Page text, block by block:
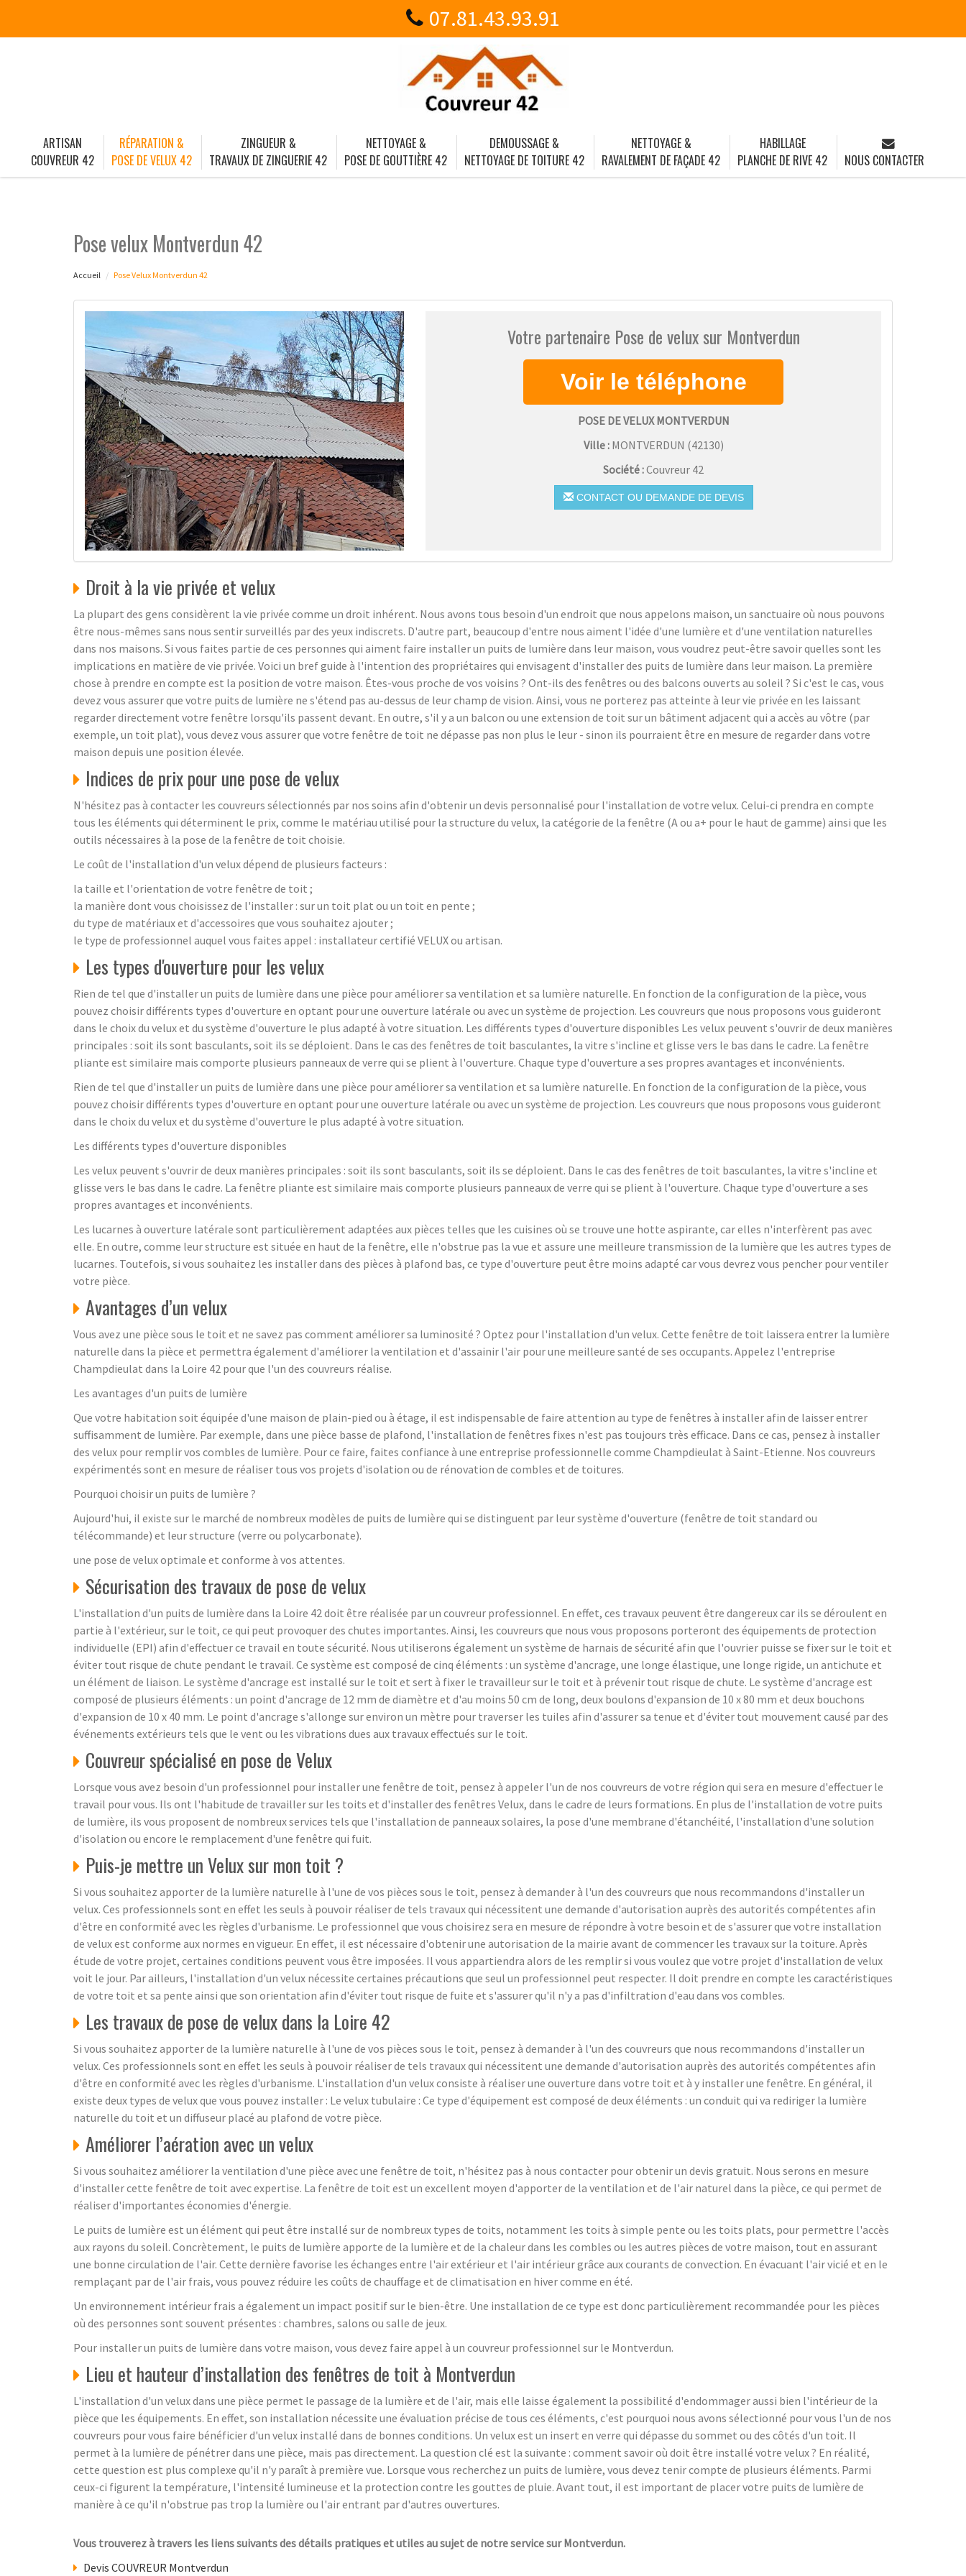
07.81.43.93.91
ARTISAN
COUVREUR 42
RÉPARATION &
POSE DE VELUX 42
ZINGUEUR &
TRAVAUX DE ZINGUERIE 42
NETTOYAGE &
POSE DE GOUTTIÈRE 42
DEMOUSSAGE &
NETTOYAGE DE TOITURE 42
NETTOYAGE &
RAVALEMENT DE FAÇADE 42
HABILLAGE
PLANCHE DE RIVE 42
NOUS CONTACTER
Pose velux Montverdun 42
Accueil Pose Velux Montverdun 42
Votre partenaire Pose de velux sur Montverdun
POSE DE VELUX MONTVERDUN
Ville : MONTVERDUN (42130)
Société :Couvreur 42
CONTACT OU DEMANDE DE DEVIS
Droit à la vie privée et velux
La plupart des gens considèrent la vie privée comme un droit inhérent. Nous avons tous besoin d'un endroit que nous appelons maison, un sanctuaire où nous pouvons
être nous-mêmes sans nous sentir surveillés par des yeux indiscrets. D'autre part, beaucoup d'entre nous aiment l'idée d'une lumière et d'une ventilation naturelles
dans nos maisons. Si vous faites partie de ces personnes qui aiment faire installer un puits de lumière dans leur maison, vous voudrez peut-être savoir quelles sont les
implications en matière de vie privée. Voici un bref guide à l'intention des propriétaires qui envisagent d'installer des puits de lumière dans leur maison. La première
chose à prendre en compte est la position de votre maison. Êtes-vous proche de vos voisins ? Ont-ils des fenêtres ou des balcons ouverts au soleil ? Si c'est le cas, vous
devez vous assurer que votre puits de lumière ne s'étend pas au-dessus de leur champ de vision. Ainsi, vous ne porterez pas atteinte à leur vie privée en les laissant
regarder directement votre fenêtre lorsqu'ils passent devant. En outre, s'il y a un balcon ou une extension de toit sur un bâtiment adjacent qui a accès au vôtre (par
exemple, un toit plat), vous devez vous assurer que votre fenêtre de toit ne dépasse pas non plus le leur - sinon ils pourraient être en mesure de regarder dans votre
maison depuis une position élevée.
Indices de prix pour une pose de velux
N'hésitez pas à contacter les couvreurs sélectionnés par nos soins afin d'obtenir un devis personnalisé pour l'installation de votre velux. Celui-ci prendra en compte
tous les éléments qui déterminent le prix, comme le matériau utilisé pour la structure du velux, la catégorie de la fenêtre (A ou a+ pour le haut de gamme) ainsi que les
outils nécessaires à la pose de la fenêtre de toit choisie.
Le coût de l'installation d'un velux dépend de plusieurs facteurs :
la taille et l'orientation de votre fenêtre de toit ;
la manière dont vous choisissez de l'installer : sur un toit plat ou un toit en pente ;
du type de matériaux et d'accessoires que vous souhaitez ajouter ;
le type de professionnel auquel vous faites appel : installateur certifié VELUX ou artisan.
Les types d'ouverture pour les velux
Rien de tel que d'installer un puits de lumière dans une pièce pour améliorer sa ventilation et sa lumière naturelle. En fonction de la configuration de la pièce, vous
pouvez choisir différents types d'ouverture en optant pour une ouverture latérale ou avec un système de projection. Les couvreurs que nous proposons vous guideront
dans le choix du velux et du système d'ouverture le plus adapté à votre situation. Les différents types d'ouverture disponibles Les velux peuvent s'ouvrir de deux manières
principales : soit ils sont basculants, soit ils se déploient. Dans le cas des fenêtres de toit basculantes, la vitre s'incline et glisse vers le bas dans le cadre. La fenêtre
pliante est similaire mais comporte plusieurs panneaux de verre qui se plient à l'ouverture. Chaque type d'ouverture a ses propres avantages et inconvénients.
Rien de tel que d'installer un puits de lumière dans une pièce pour améliorer sa ventilation et sa lumière naturelle. En fonction de la configuration de la pièce, vous
pouvez choisir différents types d'ouverture en optant pour une ouverture latérale ou avec un système de projection. Les couvreurs que nous proposons vous guideront
dans le choix du velux et du système d'ouverture le plus adapté à votre situation.
Les différents types d'ouverture disponibles
Les velux peuvent s'ouvrir de deux manières principales : soit ils sont basculants, soit ils se déploient. Dans le cas des fenêtres de toit basculantes, la vitre s'incline et
glisse vers le bas dans le cadre. La fenêtre pliante est similaire mais comporte plusieurs panneaux de verre qui se plient à l'ouverture. Chaque type d'ouverture a ses
propres avantages et inconvénients.
Les lucarnes à ouverture latérale sont particulièrement adaptées aux pièces telles que les cuisines où se trouve une hotte aspirante, car elles n'interfèrent pas avec
elle. En outre, comme leur structure est située en haut de la fenêtre, elle n'obstrue pas la vue et assure une meilleure transmission de la lumière que les autres types de
lucarnes. Toutefois, si vous souhaitez les installer dans des pièces à plafond bas, ce type d'ouverture peut être moins adapté car vous devrez vous pencher pour ventiler
votre pièce.
Avantages d’un velux
Vous avez une pièce sous le toit et ne savez pas comment améliorer sa luminosité ? Optez pour l'installation d'un velux. Cette fenêtre de toit laissera entrer la lumière
naturelle dans la pièce et permettra également d'améliorer la ventilation et d'assainir l'air pour une meilleure santé de ses occupants. Appelez l'entreprise
Champdieulat dans la Loire 42 pour que l'un des couvreurs réalise.
Les avantages d'un puits de lumière
Que votre habitation soit équipée d'une maison de plain-pied ou à étage, il est indispensable de faire attention au type de fenêtres à installer afin de laisser entrer
suffisamment de lumière. Par exemple, dans une pièce basse de plafond, l'installation de fenêtres fixes n'est pas toujours très efficace. Dans ce cas, pensez à installer
des velux pour remplir vos combles de lumière. Pour ce faire, faites confiance à une entreprise professionnelle comme Champdieulat à Saint-Etienne. Nos couvreurs
expérimentés sont en mesure de réaliser tous vos projets d'isolation ou de rénovation de combles et de toitures.
Pourquoi choisir un puits de lumière ?
Aujourd'hui, il existe sur le marché de nombreux modèles de puits de lumière qui se distinguent par leur système d'ouverture (fenêtre de toit standard ou
télécommande) et leur structure (verre ou polycarbonate).
une pose de velux optimale et conforme à vos attentes.
Sécurisation des travaux de pose de velux
L'installation d'un puits de lumière dans la Loire 42 doit être réalisée par un couvreur professionnel. En effet, ces travaux peuvent être dangereux car ils se déroulent en
partie à l'extérieur, sur le toit, ce qui peut provoquer des chutes importantes. Ainsi, les couvreurs que nous vous proposons porteront des équipements de protection
individuelle (EPI) afin d'effectuer ce travail en toute sécurité. Nous utiliserons également un système de harnais de sécurité afin que l'ouvrier puisse se fixer sur le toit et
éviter tout risque de chute pendant le travail. Ce système est composé de cinq éléments : un système d'ancrage, une longe élastique, une longe rigide, un antichute et
un élément de liaison. Le système d'ancrage est installé sur le toit et sert à fixer le travailleur sur le toit et à prévenir tout risque de chute. Le système d'ancrage est
composé de plusieurs éléments : un point d'ancrage de 12 mm de diamètre et d'au moins 50 cm de long, deux boulons d'expansion de 10 x 80 mm et deux bouchons
d'expansion de 10 x 40 mm. Le point d'ancrage s'allonge sur environ un mètre pour traverser les tuiles afin d'assurer sa tenue et d'éviter tout mouvement causé par des
événements extérieurs tels que le vent ou les vibrations dues aux travaux effectués sur le toit.
Couvreur spécialisé en pose de Velux
Lorsque vous avez besoin d'un professionnel pour installer une fenêtre de toit, pensez à appeler l'un de nos couvreurs de votre région qui sera en mesure d'effectuer le
travail pour vous. Ils ont l'habitude de travailler sur les toits et d'installer des fenêtres Velux, dans le cadre de leurs formations. En plus de l'installation de votre puits
de lumière, ils vous proposent de nombreux services tels que l'installation de panneaux solaires, la pose d'une membrane d'étanchéité, l'installation d'une solution
d'isolation ou encore le remplacement d'une fenêtre qui fuit.
Puis-je mettre un Velux sur mon toit ?
Si vous souhaitez apporter de la lumière naturelle à l'une de vos pièces sous le toit, pensez à demander à l'un des couvreurs que nous recommandons d'installer un
velux. Ces professionnels sont en effet les seuls à pouvoir réaliser de tels travaux qui nécessitent une demande d'autorisation auprès des autorités compétentes afin
d'être en conformité avec les règles d'urbanisme. Le professionnel que vous choisirez sera en mesure de répondre à votre besoin et de s'assurer que votre installation
de velux est conforme aux normes en vigueur. En effet, il est nécessaire d'obtenir une autorisation de la mairie avant de commencer les travaux sur la toiture. Après
étude de votre projet, certaines conditions peuvent vous être imposées. Il vous appartiendra alors de les remplir si vous voulez que votre projet d'installation de velux
voit le jour. Par ailleurs, l'installation d'un velux nécessite certaines précautions que seul un professionnel peut respecter. Il doit prendre en compte les caractéristiques
de votre toit et sa pente ainsi que son orientation afin d'éviter tout risque de fuite et s'assurer qu'il n'y a pas d'infiltration d'eau dans vos combles.
Les travaux de pose de velux dans la Loire 42
Si vous souhaitez apporter de la lumière naturelle à l'une de vos pièces sous le toit, pensez à demander à l'un des couvreurs que nous recommandons d'installer un
velux. Ces professionnels sont en effet les seuls à pouvoir réaliser de tels travaux qui nécessitent une demande d'autorisation auprès des autorités compétentes afin
d'être en conformité avec les règles d'urbanisme. L'installation d'un velux consiste à réaliser une ouverture dans votre toit et à y installer une fenêtre. En général, il
existe deux types de velux que vous pouvez installer : Le velux tubulaire : Ce type d'équipement est composé de deux éléments : un conduit qui va rediriger la lumière
naturelle du toit et un diffuseur placé au plafond de votre pièce.
Améliorer l’aération avec un velux
Si vous souhaitez améliorer la ventilation d'une pièce avec une fenêtre de toit, n'hésitez pas à nous contacter pour obtenir un devis gratuit. Nous serons en mesure
d'installer cette fenêtre de toit avec expertise. La fenêtre de toit est un excellent moyen d'apporter de la ventilation et de l'air naturel dans la pièce, ce qui permet de
réaliser d'importantes économies d'énergie.
Le puits de lumière est un élément qui peut être installé sur de nombreux types de toits, notamment les toits à simple pente ou les toits plats, pour permettre l'accès
aux rayons du soleil. Concrètement, le puits de lumière apporte de la lumière et de la chaleur dans les combles ou les autres pièces de votre maison, tout en assurant
une bonne circulation de l'air. Cette dernière favorise les échanges entre l'air extérieur et l'air intérieur grâce aux courants de convection. En évacuant l'air vicié et en le
remplaçant par de l'air frais, vous pouvez réduire les coûts de chauffage et de climatisation en hiver comme en été.
Un environnement intérieur frais a également un impact positif sur le bien-être. Une installation de ce type est donc particulièrement recommandée pour les pièces
où des personnes sont souvent présentes : chambres, salons ou salle de jeux.
Pour installer un puits de lumière dans votre maison, vous devez faire appel à un couvreur professionnel sur le Montverdun.
Lieu et hauteur d’installation des fenêtres de toit à Montverdun
L'installation d'un velux dans une pièce permet le passage de la lumière et de l'air, mais elle laisse également la possibilité d'endommager aussi bien l'intérieur de la
pièce que les équipements. En effet, son installation nécessite une évaluation précise de tous ces éléments, c'est pourquoi nous avons sélectionné pour vous l'un de nos
couvreurs pour vous faire bénéficier d'un velux installé dans de bonnes conditions. Un velux est un insert en verre qui dépasse du sommet ou des côtés d'un toit. Il
permet à la lumière de pénétrer dans une pièce, mais pas directement. La question clé est la suivante : comment savoir où doit être installé votre velux ? En réalité,
cette question est plus complexe qu'il n'y paraît à première vue. Lorsque vous recherchez un puits de lumière, vous devez tenir compte de plusieurs éléments. Parmi
ceux-ci figurent la température, l'intensité lumineuse et la protection contre les gouttes de pluie. Avant tout, il est important de placer votre puits de lumière de
manière à ce qu'il n'obstrue pas trop la lumière ou l'air entrant par d'autres ouvertures.
Vous trouverez à travers les liens suivants des détails pratiques et utiles au sujet de notre service sur Montverdun.
Devis COUVREUR Montverdun